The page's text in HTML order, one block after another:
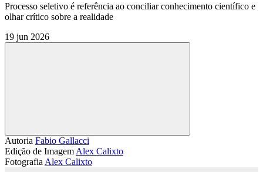
Processo seletivo é referência ao conciliar conhecimento científico e
olhar crítico sobre a realidade
19 jun 2026
Compartilhar
Autoria Fabio Gallacci
Edição de Imagem Alex Calixto
Fotografia Alex Calixto